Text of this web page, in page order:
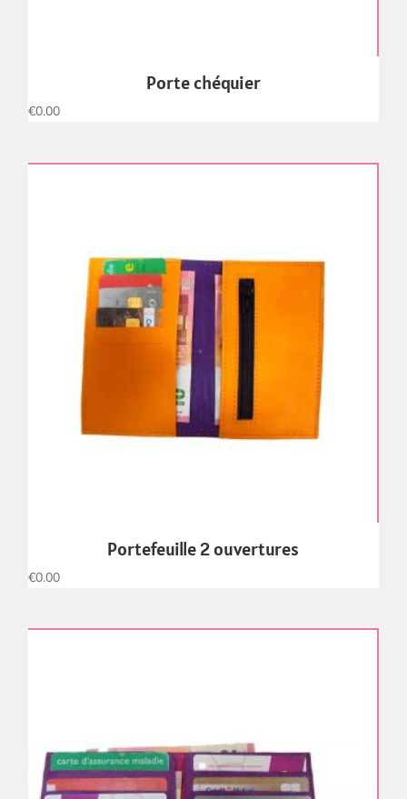
Porte chéquier
€0.00
Portefeuille 2 ouvertures
€0.00